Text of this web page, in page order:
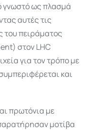
γνωστό ως πλασμά
αυτές τις
του πειράματος
στον LHC
για τον τρόπο με
και
πρωτόνια με
μοτίβα